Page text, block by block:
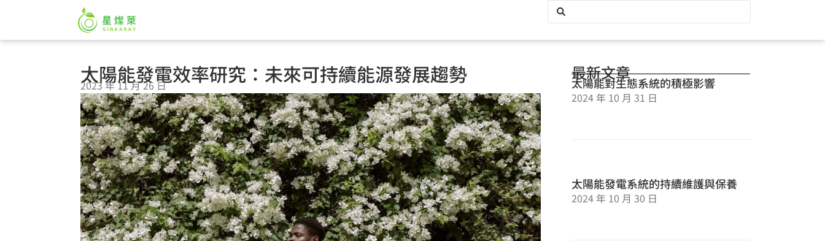
太陽能發電效率研究：未來可持續能源發展趨勢
2023 年 11 月 26 日
最新文章
太陽能對生態系統的積極影響
2024 年 10 月 31 日
太陽能發電系統的持續維護與保養
2024 年 10 月 30 日